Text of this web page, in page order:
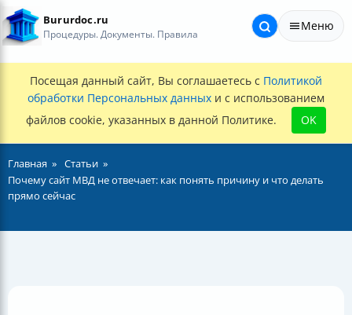
Bururdoc.ru
Процедуры. Документы. Правила
Меню
Посещая данный сайт, Вы соглашаетесь с Политикой
обработки Персональных данных и с использованием
файлов cookie, указанных в данной Политике.
OK
Главная
Статьи
Почему сайт МВД не отвечает: как понять причину и что делать
прямо сейчас